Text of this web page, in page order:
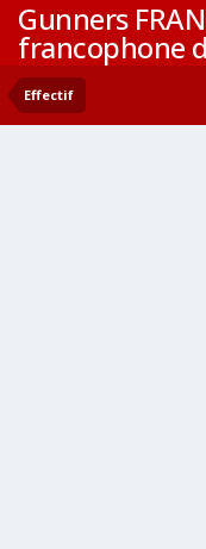
Gunners
francophone
Effectif